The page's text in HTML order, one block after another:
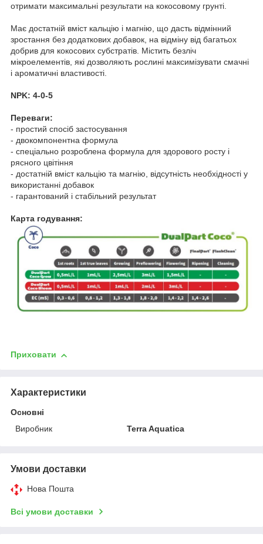
отримати максимальні результати на кокосовому грунті.
Має достатній вміст кальцію і магнію, що дасть відмінний
зростання без додаткових добавок, на відміну від багатьох
добрив для кокосових субстратів. Містить безліч
мікроелементів, які дозволяють рослині максимізувати смачні
і ароматичні властивості.
NPK: 4-0-5
Переваги:
- простий спосіб застосування
- двокомпонентна формула
- спеціально розроблена формула для здорового росту і
рясного цвітіння
- достатній вміст кальцію та магнію, відсутність необхідності у
використанні добавок
- гарантований і стабільний результат
Карта годування:
Приховати
Характеристики
Основні
Виробник
Terra Aquatica
Умови доставки
Нова Пошта
Всі умови доставки